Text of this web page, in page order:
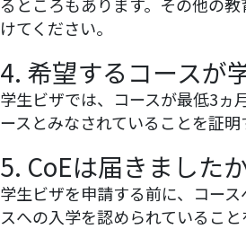
けてください。
4. 希望するコースが
学生ビザでは、コースが最低3ヵ
ースとみなされていることを証
5. CoEは届きました
学生ビザを申請する前に、コー
スへの入学を認められているこ